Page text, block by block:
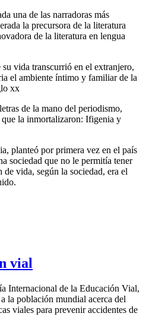
una de las narradoras más
la precursora de la literatura
de la literatura en lengua
vida transcurrió en el extranjero,
el ambiente íntimo y familiar de la
xx
de la mano del periodismo,
la inmortalizaron: Ifigenia y
planteó por primera vez en el país
sociedad que no le permitía tener
vida, según la sociedad, era el
vial
Internacional de la Educación Vial,
la población mundial acerca del
viales para prevenir accidentes de